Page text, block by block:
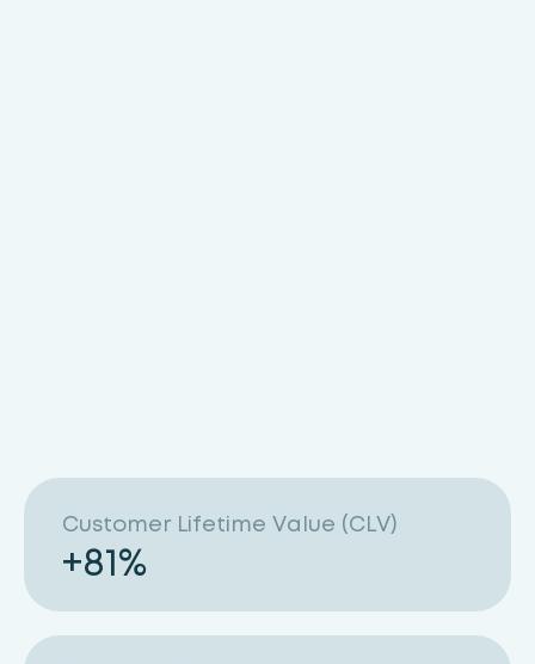
Customer Lifetime Value (CLV)
+81%